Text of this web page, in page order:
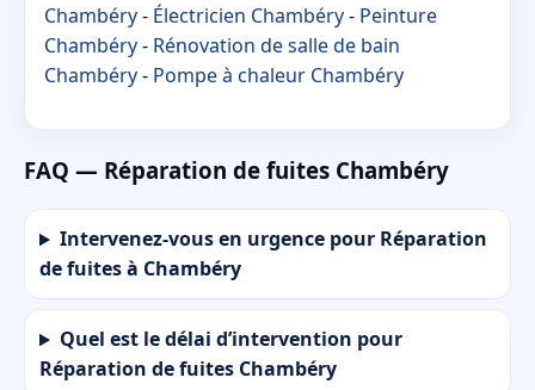
Chambéry- Électricien Chambéry- Peinture
Chambéry- Rénovation de salle de bain
Chambéry- Pompe à chaleur Chambéry
FAQ — Réparation de fuites Chambéry
Intervenez-vous en urgence pour Réparation
de fuites à Chambéry
Quel est le délai d’intervention pour
Réparation de fuites Chambéry